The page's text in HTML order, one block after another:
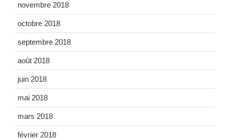
novembre 2018
octobre 2018
septembre 2018
août 2018
juin 2018
mai 2018
mars 2018
février 2018